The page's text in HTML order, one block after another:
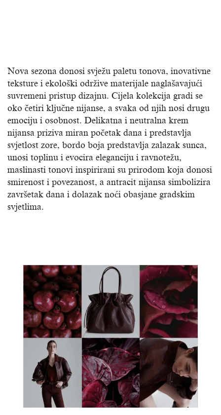
Nova sezona donosi svježu paletu tonova, inovativne
teksture i ekološki održive materijale naglašavajući
suvremeni pristup dizajnu. Cijela kolekcija gradi se
oko četiri ključne nijanse, a svaka od njih nosi drugu
emociju i osobnost. Delikatna i neutralna krem
nijansa priziva miran početak dana i predstavlja
svjetlost zore, bordo boja predstavlja zalazak sunca,
unosi toplinu i evocira eleganciju i ravnotežu,
maslinasti tonovi inspirirani su prirodom koja donosi
smirenost i povezanost, a antracit nijansa simbolizira
završetak dana i dolazak noći obasjane gradskim
svjetlima.